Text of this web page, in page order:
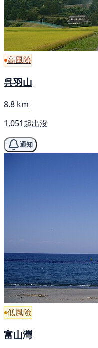
高風險
呉羽山
8.8 km
1,051起出沒
通知
低風險
富山灣